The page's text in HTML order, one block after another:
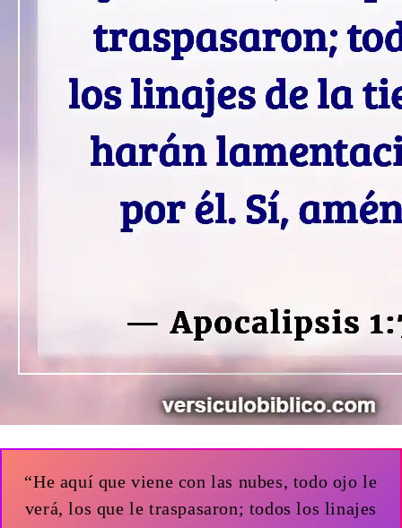
“He aquí que viene con las nubes, todo ojo le
verá, los que le traspasaron; todos los linajes